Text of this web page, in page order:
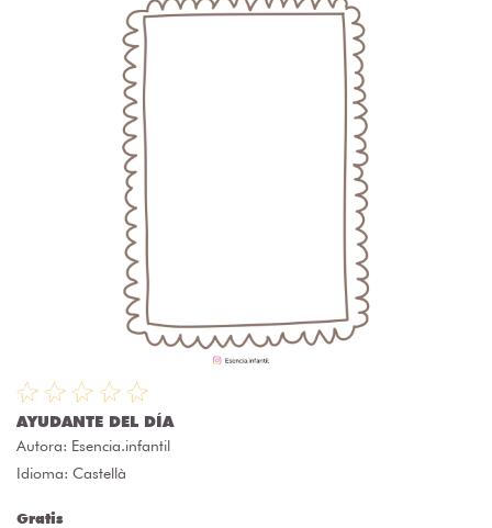
AYUDANTE DEL DÍA
Autora: Esencia.infantil
Idioma: Castellà
Gratis